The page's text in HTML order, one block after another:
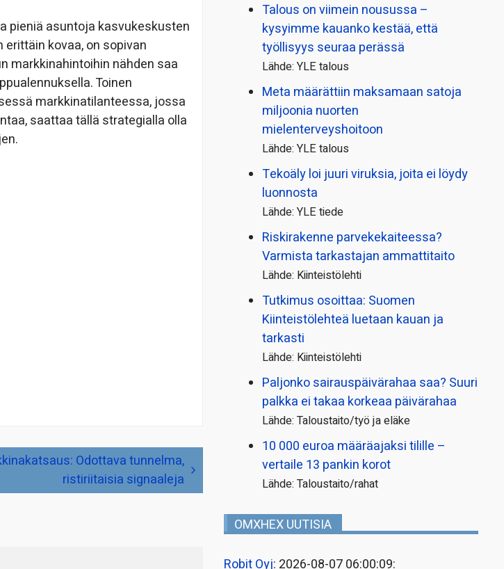
pieniä asuntoja kasvukeskusten
kovaa, on sopivan
markkinahintoihin nähden saa
Toinen
markkinatilanteessa, jossa
saattaa tällä strategialla olla
Odottava tunnelma,
ristiriitaisia signaaleja
Talous on viimein nousussa –
kysyimme kauanko kestää, että
työllisyys seuraa perässä
Lähde: YLE talous
Meta määrättiin maksamaan satoja
miljoonia nuorten
mielenterveyshoitoon
Lähde: YLE talous
Tekoäly loi juuri viruksia, joita ei löydy
luonnosta
Lähde: YLE tiede
Riskirakenne parvekekaiteessa?
Varmista tarkastajan ammattitaito
Lähde: Kiinteistölehti
Tutkimus osoittaa: Suomen
Kiinteistölehteä luetaan kauan ja
tarkasti
Lähde: Kiinteistölehti
Paljonko sairauspäivä­rahaa saa? Suuri
palkka ei takaa korkeaa päivärahaa
Lähde: Taloustaito/työ ja eläke
10 000 euroa määräajaksi tilille –
vertaile 13 pankin korot
Lähde: Taloustaito/rahat
OMXHEX UUTISIA
Robit Oyj: 2026-08-07 06:00:09: